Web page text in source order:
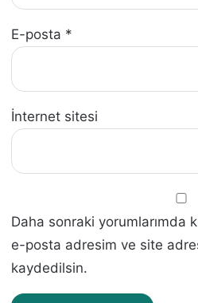
E-posta *
İnternet sitesi
Daha sonraki yorumlarımda
e-posta adresim ve site
kaydedilsin.